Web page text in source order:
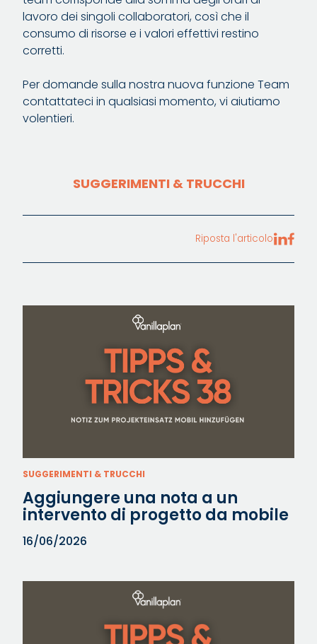
lavoro dei singoli collaboratori, così che il
consumo di risorse e i valori effettivi restino
corretti.
Per domande sulla nostra nuova funzione Team
contattateci in qualsiasi momento, vi aiutiamo
volentieri.
SUGGERIMENTI & TRUCCHI
Riposta l'articolo
SUGGERIMENTI & TRUCCHI
Aggiungere una nota a un
intervento di progetto da mobile
16/06/2026